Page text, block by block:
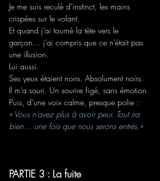
Je me suis reculé d’instinct, les mains
crispées sur le volant.
Et quand j’ai tourné la tête vers le
garçon… j’ai compris que ce n’était pas
une illusion.
Lui aussi.
Ses yeux étaient noirs. Absolument noirs.
Il m’a souri. Un sourire figé, sans émotion.
Puis, d’une voix calme, presque polie :
« Vous n’avez plus à avoir peur. Tout ira
bien… une fois que nous serons entrés.»
PARTIE 3 : La fuite